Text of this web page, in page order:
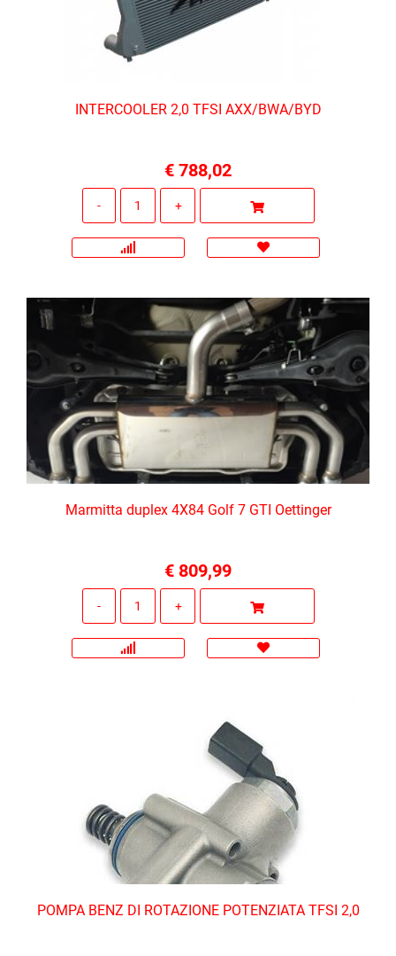
INTERCOOLER 2,0 TFSI AXX/BWA/BYD
€ 788,02
Marmitta duplex 4X84 Golf 7 GTI Oettinger
€ 809,99
POMPA BENZ DI ROTAZIONE POTENZIATA TFSI 2,0